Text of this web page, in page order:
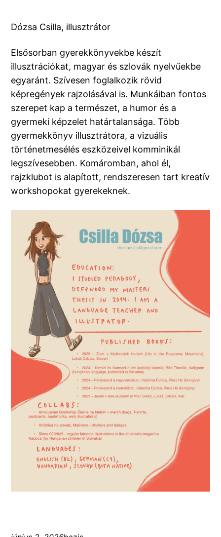
Dózsa Csilla, illusztrátor
Elsősorban gyerekkönyvekbe készít
illusztrációkat, magyar és szlovák nyelvűekbe
egyaránt. Szívesen foglalkozik rövid
képregények rajzolásával is. Munkáiban fontos
szerepet kap a természet, a humor és a
gyermeki képzelet határtalansága. Több
gyermekkönyv illusztrátora, a vizuális
történetmesélés eszközeivel komminikál
legszívesebben. Komáromban, ahol él,
rajzklubot is alapított, rendszeresen tart kreatív
workshopokat gyerekeknek.